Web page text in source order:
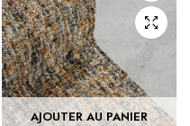
AJOUTER AU PANIER